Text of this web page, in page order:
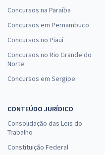
Concursos na Paraíba
Concursos em Pernambuco
Concursos no Piauí
Concursos no Rio Grande do
Norte
Concursos em Sergipe
CONTEÚDO JURÍDICO
Consolidação das Leis do
Trabalho
Constituição Federal